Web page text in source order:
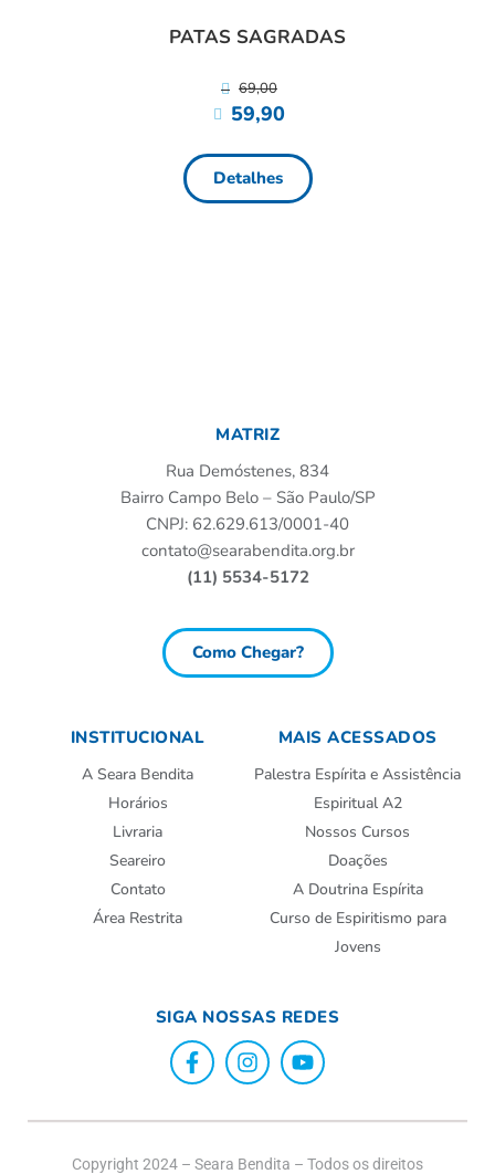
PATAS SAGRADAS
69,00
59,90
Detalhes
MATRIZ
Rua Demóstenes, 834
Bairro Campo Belo – São Paulo/SP
CNPJ: 62.629.613/0001-40
contato@searabendita.org.br
(11) 5534-5172
Como Chegar?
INSTITUCIONAL
A Seara Bendita
Horários
Livraria
Seareiro
Contato
Área Restrita
MAIS ACESSADOS
Palestra Espírita e Assistência
Espiritual A2
Nossos Cursos
Doações
A Doutrina Espírita
Curso de Espiritismo para
Jovens
SIGA NOSSAS REDES
Copyright 2024 – Seara Bendita – Todos os direitos